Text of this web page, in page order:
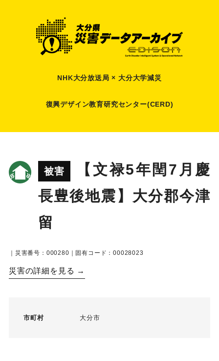
NHK大分放送局 × 大分大学減災
復興デザイン教育研究センター(CERD)
被害
【文禄5年閏7月慶
長豊後地震】大分郡今津
留
｜災害番号：000280｜固有コード：00028023
災害の詳細を見る →
市町村 大分市